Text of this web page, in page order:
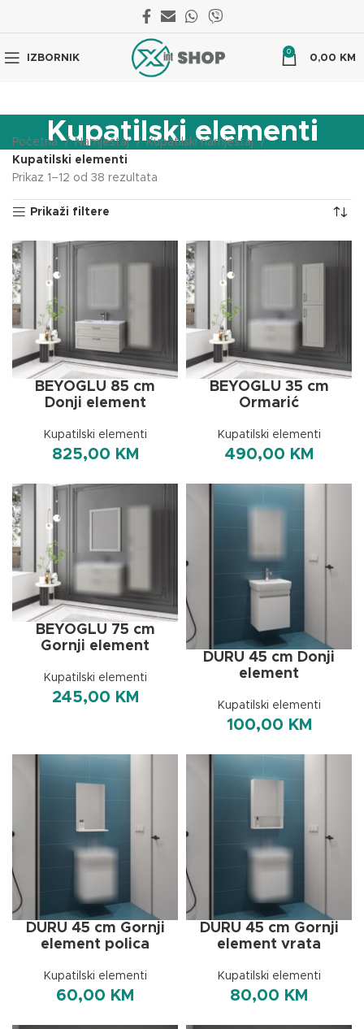
IZBORNIK
0
0,00 KM
Kupatilski elementi
Početna Namještaj
Kupatilski namještaj
Kupatilski elementi
Prikaz 1–12 od 38 rezultata
Prikaži filtere
BEYOGLU 85 cm
Donji element
Kupatilski elementi
825,00 KM
BEYOGLU 35 cm
Ormarić
Kupatilski elementi
490,00 KM
BEYOGLU 75 cm
Gornji element
Kupatilski elementi
245,00 KM
DURU 45 cm Donji
element
Kupatilski elementi
100,00 KM
DURU 45 cm Gornji
element polica
Kupatilski elementi
60,00 KM
DURU 45 cm Gornji
element vrata
Kupatilski elementi
80,00 KM